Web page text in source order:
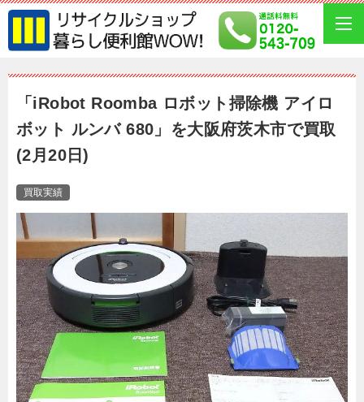
「iRobot Roomba ロボット掃除機 アイロ
ボット ルンバ 680」を大阪府茨木市で買取
(2月20日)
買取実績